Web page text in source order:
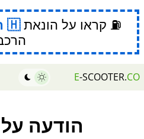
⛽ קראו על הונאת
E-SCOOTER.CO
הודעה